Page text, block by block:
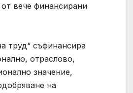
вече финансирани
труд“ съфинансира
отраслово,
значение,
на